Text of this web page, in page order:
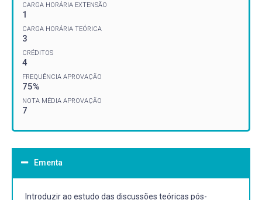
CARGA HORÁRIA EXTENSÃO
1
CARGA HORÁRIA TEÓRICA
3
CRÉDITOS
4
FREQUÊNCIA APROVAÇÃO
75%
NOTA MÉDIA APROVAÇÃO
7
Ementa
Introduzir ao estudo das discussões teóricas pós-